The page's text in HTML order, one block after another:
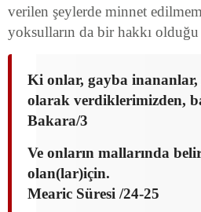
verilen şeylerde minnet
yoksulların da bir hakkı
Ki onlar, gayba inananlar,
olarak verdiklerimizden,
Bakara/3
Ve onların mallarında
olan(lar)için.
Mearic Süresi /24-25